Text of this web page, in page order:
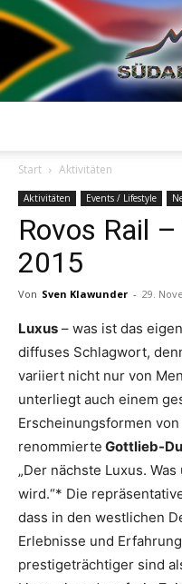
Start Aktivitäten
Aktivitäten Events / Lifestyle
Rovos Rail
2015
Von Sven Klawunder - 29.
Luxus – was ist das
diffuses Schlagwort,
variiert nicht nur von
unterliegt auch einem
Erscheinungsformen
renommierte Gottlieb-
„Der nächste Luxus.
wird.“* Die
dass in den westlichen
Erlebnisse und
prestigeträchtiger sind